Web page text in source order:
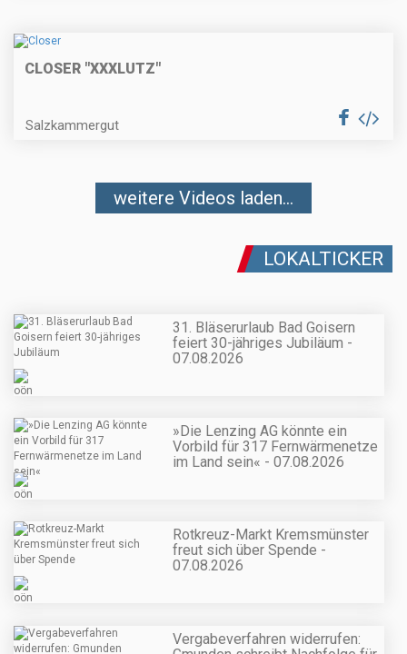
CLOSER "XXXLUTZ"
Salzkammergut
weitere Videos laden...
LOKALTICKER
31. Bläserurlaub Bad Goisern
feiert 30-jähriges Jubiläum -
07.08.2026
»Die Lenzing AG könnte ein
Vorbild für 317 Fernwärmenetze
im Land sein« - 07.08.2026
Rotkreuz-Markt Kremsmünster
freut sich über Spende -
07.08.2026
Vergabeverfahren widerrufen: